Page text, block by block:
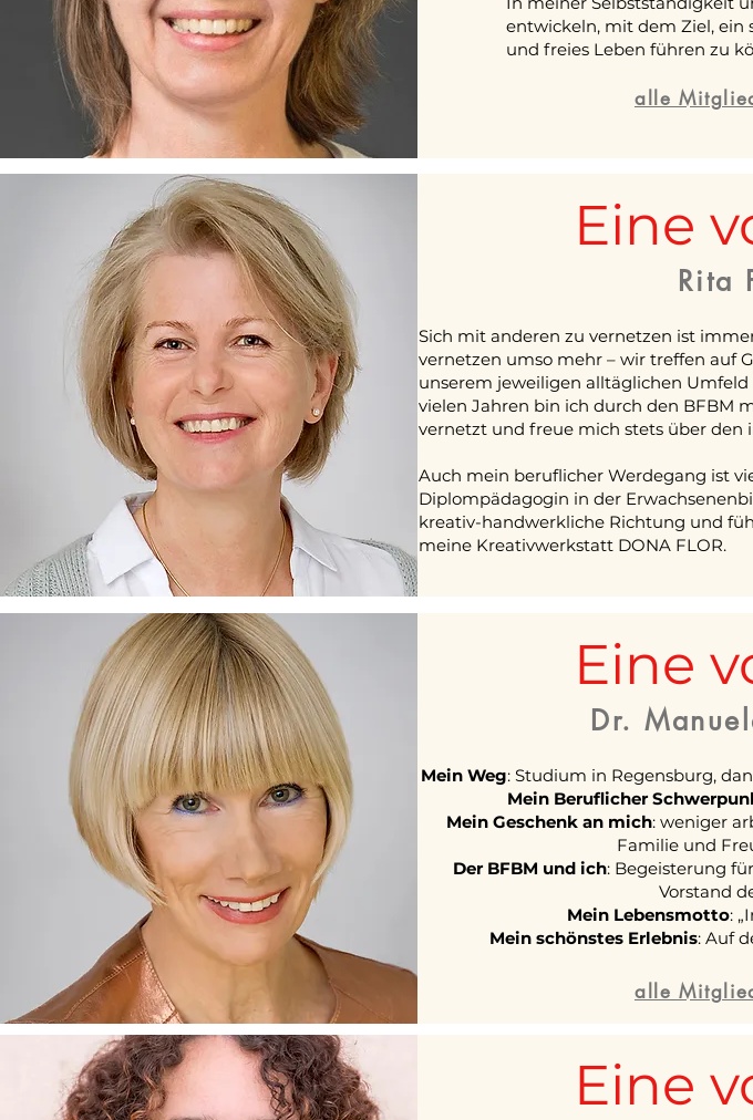
entwickeln, mit dem Ziel, ein
und freies Leben führen zu
alle
Eine
Rita
Sich mit anderen zu vernetzen ist
vernetzen umso mehr – wir treffen auf
unserem jeweiligen alltäglichen
vielen Jahren bin ich durch den BFBM
vernetzt und freue mich stets über den
Auch mein beruflicher Werdegang ist
Diplompädagogin in der
kreativ-handwerkliche Richtung und
meine Kreativwerkstatt DONA FLOR.
Eine
Dr.
Mein Weg: Studium in Regensburg,
Mein Beruflicher
Mein Geschenk an mich: weniger
Familie und
Der BFBM und ich: Begeisterung
Vorstand
Mein Lebensmotto:
Mein schönstes Erlebnis: Auf
alle
Eine